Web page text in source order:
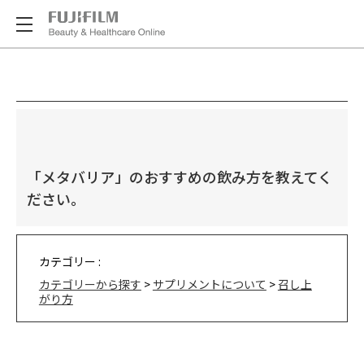
「メタバリア」のおすすめの飲み方を教えてく
ださい。
カテゴリー :
カテゴリーから探す > サプリメントについて >召し上
がり方